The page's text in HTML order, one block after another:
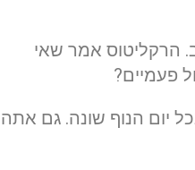
הרקליטוס אמר שאי
פעמיים?
יום הנוף שונה. גם אתה